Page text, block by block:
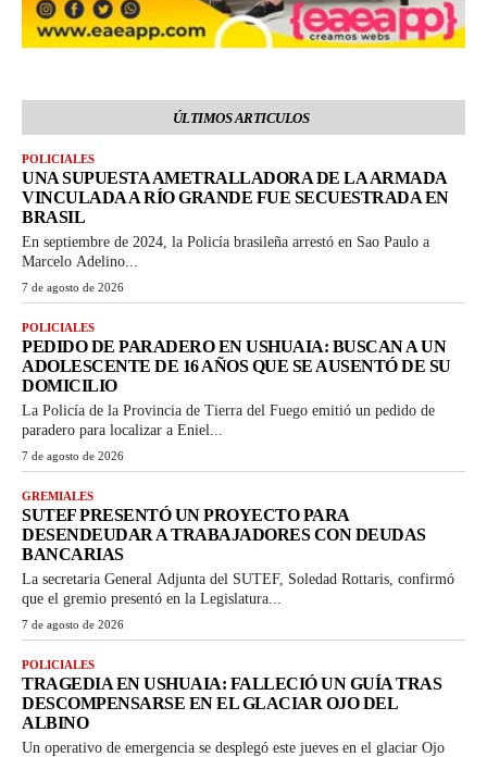
ÚLTIMOS ARTICULOS
POLICIALES
UNA SUPUESTA AMETRALLADORA DE LA ARMADA
VINCULADA A RÍO GRANDE FUE SECUESTRADA EN
BRASIL
En septiembre de 2024, la Policía brasileña arrestó en Sao Paulo a
Marcelo Adelino...
7 de agosto de 2026
POLICIALES
PEDIDO DE PARADERO EN USHUAIA: BUSCAN A UN
ADOLESCENTE DE 16 AÑOS QUE SE AUSENTÓ DE SU
DOMICILIO
La Policía de la Provincia de Tierra del Fuego emitió un pedido de
paradero para localizar a Eniel...
7 de agosto de 2026
GREMIALES
SUTEF PRESENTÓ UN PROYECTO PARA
DESENDEUDAR A TRABAJADORES CON DEUDAS
BANCARIAS
La secretaria General Adjunta del SUTEF, Soledad Rottaris, confirmó
que el gremio presentó en la Legislatura...
7 de agosto de 2026
POLICIALES
TRAGEDIA EN USHUAIA: FALLECIÓ UN GUÍA TRAS
DESCOMPENSARSE EN EL GLACIAR OJO DEL
ALBINO
Un operativo de emergencia se desplegó este jueves en el glaciar Ojo